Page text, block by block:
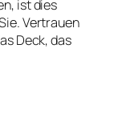
ist dies
Vertrauen
Deck, das